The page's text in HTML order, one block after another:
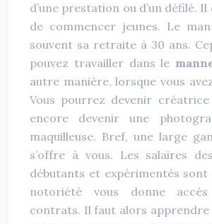
d’une prestation ou d’un défilé.
de commencer jeunes. Le
souvent sa retraite à 30 ans.
pouvez travailler dans le
autre manière, lorsque vous
Vous pourrez devenir
encore devenir une
maquilleuse. Bref, une large
s’offre à vous. Les salaires
débutants et expérimentés
notoriété vous donne
contrats. Il faut alors apprendre